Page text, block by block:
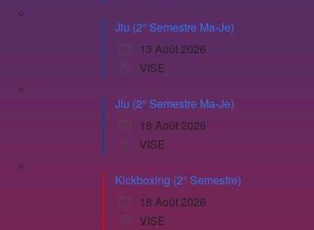
Jiu (2° Semestre Ma-Je)
13 Août 2026
VISE
Jiu (2° Semestre Ma-Je)
18 Août 2026
VISE
Kickboxing (2° Semestre)
18 Août 2026
VISE